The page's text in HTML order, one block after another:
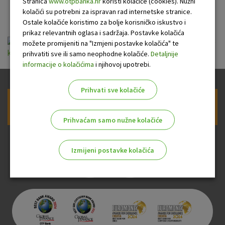
OTP banke
Opća pravila i uvjeti za izdavanje i korištenje VB
kartice.pdf
kolačići su potrebni za ispravan rad internetske stranice.
Ostale kolačiće koristimo za bolje korisničko iskustvo i
prikaz relevantnih oglasa i sadržaja. Postavke kolačića
možete promijeniti na "Izmjeni postavke kolačića" te
prihvatiti sve ili samo neophodne kolačiće. Detaljnije
informacije o kolačićima i njihovoj upotrebi.
Prihvati sve kolačiće
Prihvaćam samo nužne kolačiće
Izmijeni postavke kolačića